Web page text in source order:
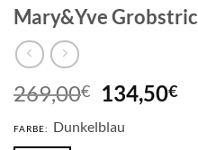
Mary&Yve
269,00€
Preis
war:
134,50€
FARBE: Dunkelblau